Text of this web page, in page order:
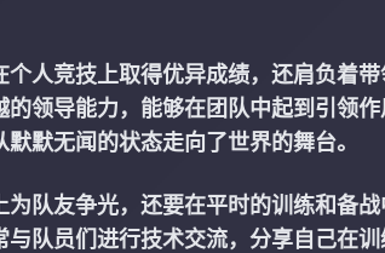
人竞技上取得优异成绩，还肩负着
领导能力，能够在团队中起到引领
默无闻的状态走向了世界的舞台。
队友争光，还要在平时的训练和备
队员们进行技术交流，分享自己在训